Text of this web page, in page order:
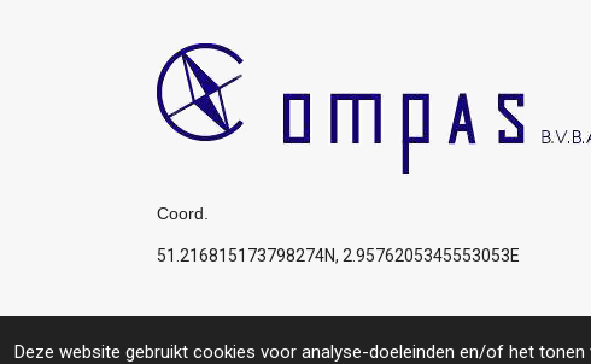
Deze website gebruikt cookies voor analyse-doeleinden en/of het
Coord.
51.216815173798274N, 2.9576205345553053E
© 2019 Compas: Service for you, your boat, your project.